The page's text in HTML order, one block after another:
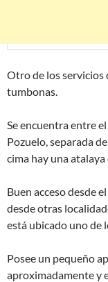
Otro de los servicios
tumbonas.
Se encuentra entre
Pozuelo, separada
cima hay una atalaya
Buen acceso desde
desde otras
está ubicado uno de
Posee un pequeño
aproximadamente y